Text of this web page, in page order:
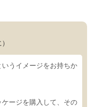
うイメージをお持ちか
ージを購入して、その